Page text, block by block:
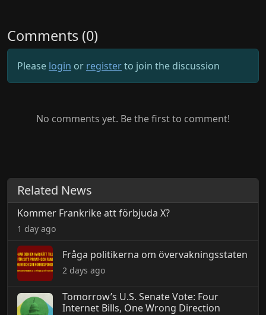
Comments (0)
Please login or registerto join the discussion
No comments yet. Be the first to comment!
Related News
Kommer Frankrike att förbjuda X?
1 day ago
Fråga politikerna om övervakningsstaten
2 days ago
Tomorrow’s U.S. Senate Vote: Four
Internet Bills, One Wrong Direction